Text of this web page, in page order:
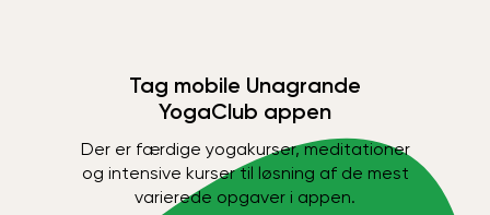
Tag mobile Unagrande
YogaClub appen
Der er færdige yogakurser, meditationer
og intensive kurser til løsning af de mest
varierede opgaver i appen.